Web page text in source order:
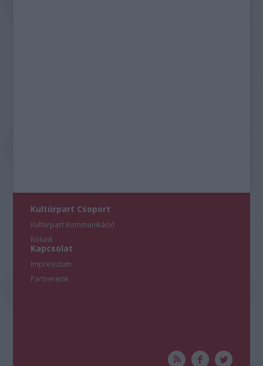
Kultúrpart Csoport
Kultúrpart Kommunikáció
Rólunk
Kapcsolat
Impresszum
Partnereink